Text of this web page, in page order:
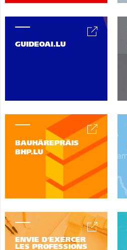
GUIDEOAI.LU
BAUHÄREPRÄIS
BHP.LU
ENVIE D'EXERCER
LES PROFESSIONS